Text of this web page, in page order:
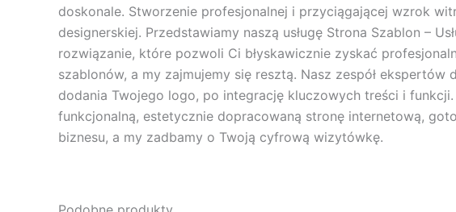
doskonale. Stworzenie profesjonalnej i przyciągającej wzrok
designerskiej. Przedstawiamy naszą usługę Strona Szablon –
rozwiązanie, które pozwoli Ci błyskawicznie zyskać
szablonów, a my zajmujemy się resztą. Nasz zespół
dodania Twojego logo, po integrację kluczowych treści i
funkcjonalną, estetycznie dopracowaną stronę internetową,
biznesu, a my zadbamy o Twoją cyfrową wizytówkę.